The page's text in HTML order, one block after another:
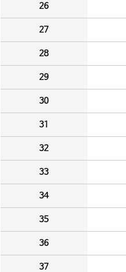
26
27
28
29
30
31
32
33
34
35
36
37